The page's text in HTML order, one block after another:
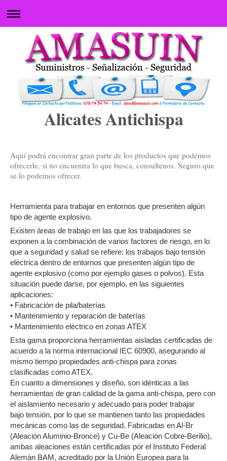
Alicates Antichispa
Aquí podrá encontrar gran parte de los productos que podemos
ofrecerle, si no encuentra lo que busca, consultenos. Seguro que
se lo podemos ofrecer.
Herramienta para trabajar en entornos que presenten algún
tipo de agente explosivo.
Existen áreas de trabajo en las que los trabajadores se
exponen a la combinación de varios factores de riesgo, en lo
que a seguridad y salud se refiere: los trabajos bajo tensión
eléctrica dentro de entornos que presenten algún tipo de
agente explosivo (como por ejemplo gases o polvos). Esta
situación puede darse, por ejemplo, en las siguientes
aplicaciones:
• Fabricación de pila/baterías
• Mantenimiento y reparación de baterías
• Mantenimiento eléctrico en zonas ATEX
Esta gama proporciona herramientas aisladas certificadas de
acuerdo a la norma internacional IEC 60900, asegurando al
mismo tiempo propiedades anti-chispa para zonas
clasificadas como ATEX.
En cuanto a dimensiones y diseño, son idénticas a las
herramientas de gran calidad de la gama anti-chispa, pero con
el aislamiento necesario y adecuado para poder trabajar
bajo tensión, por lo que se mantienen tanto las propiedades
mecánicas como las de seguridad. Fabricadas en Al-Br
(Aleación Aluminio-Bronce) y Cu-Be (Aleación Cobre-Berilio),
ambas aleaciones están certificadas por el Instituto Federal
Alemán BAM, acreditado por la Unión Europea para la